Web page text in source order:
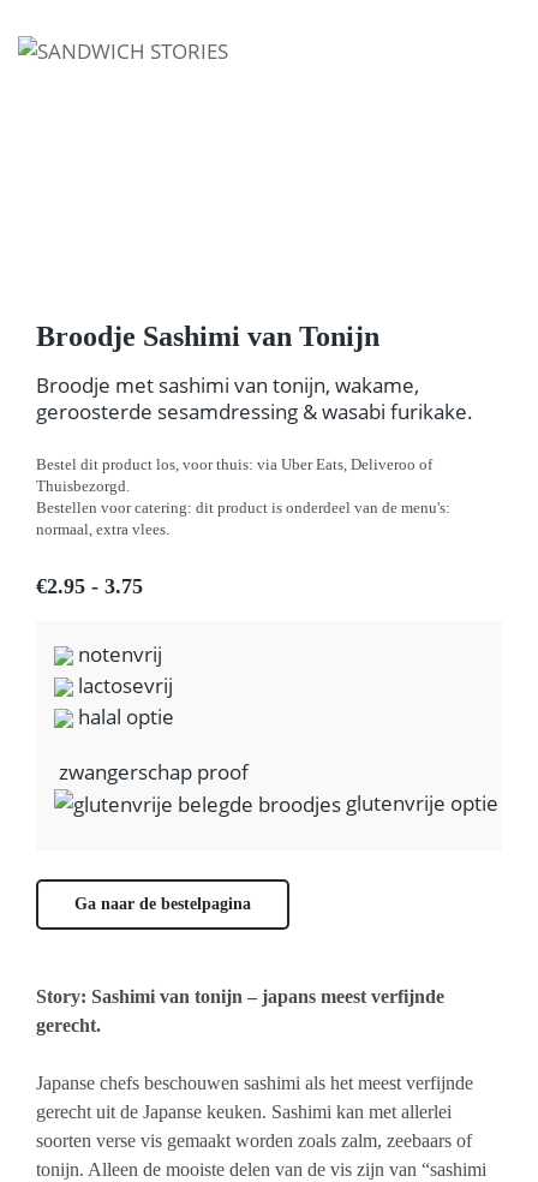
I'm looking for
Broodje Sashimi van Tonijn
Broodje met sashimi van tonijn, wakame,
geroosterde sesamdressing & wasabi furikake.
Bestel dit product los, voor thuis: via Uber Eats, Deliveroo of
Thuisbezorgd.
Bestellen voor catering: dit product is onderdeel van de menu's:
normaal, extra vlees.
€2.95 - 3.75
notenvrij
lactosevrij
halal optie
zwangerschap proof
glutenvrije optie
Ga naar de bestelpagina
Story: Sashimi van tonijn – japans meest verfijnde
gerecht.
Japanse chefs beschouwen sashimi als het meest verfijnde
gerecht uit de Japanse keuken. Sashimi kan met allerlei
soorten verse vis gemaakt worden zoals zalm, zeebaars of
tonijn. Alleen de mooiste delen van de vis zijn van “sashimi